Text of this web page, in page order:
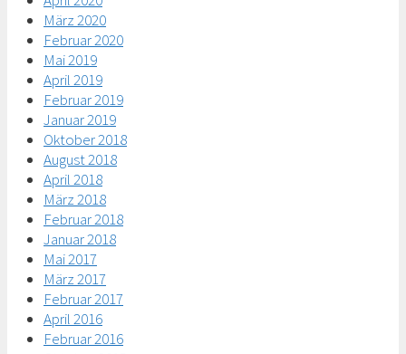
März 2020
Februar 2020
Mai 2019
April 2019
Februar 2019
Januar 2019
Oktober 2018
August 2018
April 2018
März 2018
Februar 2018
Januar 2018
Mai 2017
März 2017
Februar 2017
April 2016
Februar 2016